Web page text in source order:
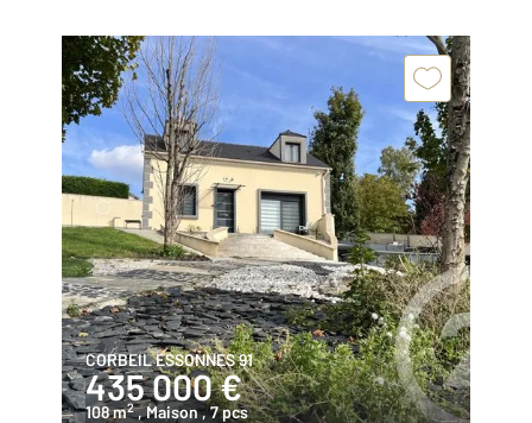
CORBEIL ESSONNES 91
435 000 €
108 m2 , Maison, 7 pcs